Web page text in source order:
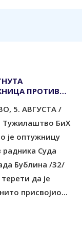
ПРОТИВ
ГОТОВО
КМ
5. АВГУСТА /
Тужилаштво БиХ
је оптужницу
радника Суда
Бублина /32/
терети да је
присвојио...